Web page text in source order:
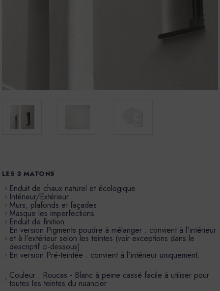
LES 3 MATONS
Enduit de chaux naturel et écologique
Intérieur/Extérieur
Murs, plafonds et façades
Masque les imperfections
Enduit de finition
En version Pigments poudre à mélanger : convient à l'intérieur
et à l'extérieur selon les teintes (voir exceptions dans le
descriptif ci-dessous).
En version Pré-teintée : convient à l'intérieur uniquement.
Couleur : Roucas - Blanc à peine cassé facile à utiliser pour
toutes les teintes du nuancier